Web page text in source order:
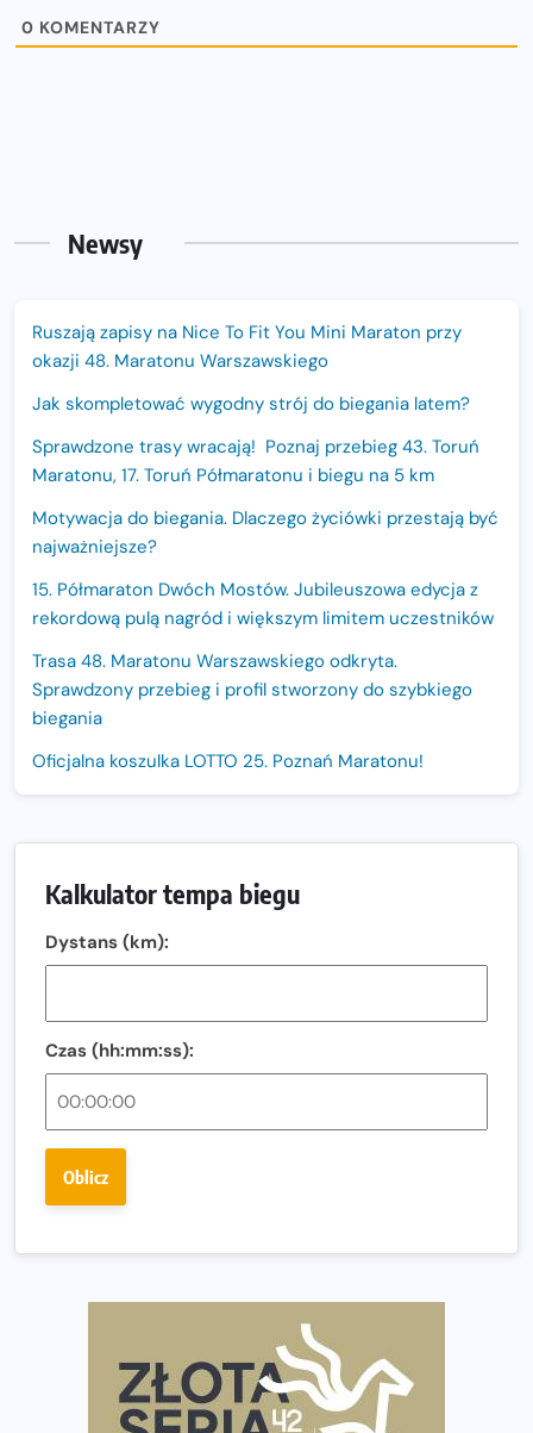
0 KOMENTARZY
Newsy
Ruszają zapisy na Nice To Fit You Mini Maraton przy
okazji 48. Maratonu Warszawskiego
Jak skompletować wygodny strój do biegania latem?
Sprawdzone trasy wracają! Poznaj przebieg 43. Toruń
Maratonu, 17. Toruń Półmaratonu i biegu na 5 km
Motywacja do biegania. Dlaczego życiówki przestają być
najważniejsze?
15. Półmaraton Dwóch Mostów. Jubileuszowa edycja z
rekordową pulą nagród i większym limitem uczestników
Trasa 48. Maratonu Warszawskiego odkryta.
Sprawdzony przebieg i profil stworzony do szybkiego
biegania
Oficjalna koszulka LOTTO 25. Poznań Maratonu!
Ostatnie wolne miejsca na jubileuszowy Bieg
Fabrykanta. Organizatorzy odkrywają trasę dzień po
Złota Seria 42 rośnie. Coraz więcej maratończyków
wybiera wyzwanie trzech największych maratonów w
Polsce
Ponad 12 tysięcy uczestników pobiegło dla Bohaterów!
Rozbiegany Olsztyn szykuje się na weekend z
półmaratonem
Już w tę sobotę 35. Bieg Powstania Warszawskiego.
Kalkulator tempa biegu
Dystans (km):
Czas (hh:mm:ss):
Oblicz